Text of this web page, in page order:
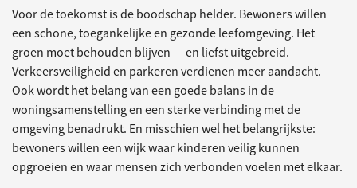
Voor de toekomst is de boodschap helder. Bewoners willen
een schone, toegankelijke en gezonde leefomgeving. Het
groen moet behouden blijven — en liefst uitgebreid.
Verkeersveiligheid en parkeren verdienen meer aandacht.
Ook wordt het belang van een goede balans in de
woningsamenstelling en een sterke verbinding met de
omgeving benadrukt. En misschien wel het belangrijkste:
bewoners willen een wijk waar kinderen veilig kunnen
opgroeien en waar mensen zich verbonden voelen met elkaar.